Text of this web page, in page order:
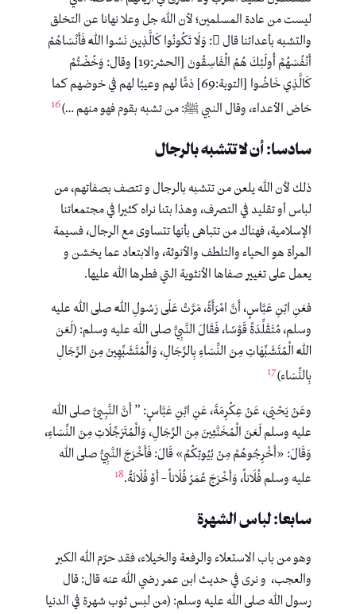
ليست من عادة المسلمين؛ لأن الله جل وعلا نهانا عن التخلق
والتشبه بأعدائنا قال : وَلَا تَكُونُوا كَالَّذِينَ نَسُوا اللَّهَ فَأَنْسَاهُمْ
أَنْفُسَهُمْ أُولَئِكَ هُمُ الْفَاسِقُونَ [الحشر:19] وقال: وَخُضْتُمْ
كَالَّذِي خَاضُوا [التوبة:69] ذمًّا لهم وعيبًا لهم في خوضهم كما
خاض الأعداء، وقال النبي ﷺ: من تشبه بقوم فهو منهم …)16
سادسا: أن لا تتشبه بالرجال
ذلك لأن الله يلعن من تتشبه بالرجال و تتصف بصفاتهم، من
لباس أو تقليد في التصرف، وهذا بتنا نراه كثيرا في مجتمعاتنا
الإسلامية، فهناك من تتباهى بأنها تتساوى مع الرجال، فسيمة
المرأة هو الحياء والتلطف والأنوثة، والابتعاد عما يخشن و
يعمل على تغيير صفاها الأنثوية التي فطرها الله عليها.
فعَنِ ابْنِ عَبَّاسٍ، أَنَّ امْرَأَةً، مَرَّتْ عَلَى رَسُولِ اللَّهِ صلى الله عليه
وسلم، مُتَقَلِّدَةً قَوْسًا، فَقَالَ النَّبِيُّ صلى الله عليه وسلم: (لَعَنَ
‌اللَّهُ ‌الْمُتَشَبِّهَاتِ مِنَ النِّسَاءِ بِالرِّجَالِ، وَالْمُتَشَبِّهِينَ مِنَ الرِّجَالِ
بِالنِّسَاء)17
وعَنْ يَحْيَى، عَنْ عِكْرِمَةَ، عَنِ ابْنِ عَبَّاسٍ: ” أَنَّ النَّبِيىَّ صلى الله
عليه وسلم لَعَنَ الْمُخَنَّثِينَ مِنَ الرِّجَالِ، وَالْمُتَرَجِّلَاتِ مِنَ النِّسَاءِ،
وَقَالَ: «أَخْرِجُوهُمْ مِنْ بُيُوتِكُمْ» قَالَ: فَأَخْرَجَ النَّبِيُّ صلى الله
عليه وسلم فُلَاناً، وَأَخْرَجَ عُمَرُ فُلَاناً – أَوْ فُلَانَةً.18
سابعا: لباس الشهرة
وهو من باب الاستعلاء والرفعة والخيلاء، فقد حرّم الله الكبر
والعجب، و نرى في حديث ابن عمر رضي الله عنه قال: قال
رسول الله صلى الله عليه وسلم: (من لبس ثوب شهرة في الدنيا